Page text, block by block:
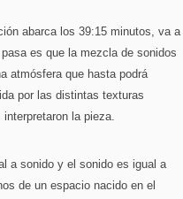
abarca los 39:15 minutos, va a
es que la mezcla de sonidos
atmósfera que hasta podrá
por las distintas texturas
la pieza.
a sonido y el sonido es igual a
de un espacio nacido en el